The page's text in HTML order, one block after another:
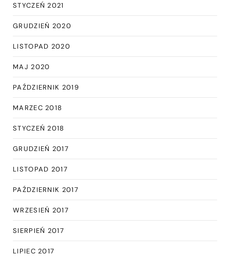
STYCZEŃ 2021
GRUDZIEŃ 2020
LISTOPAD 2020
MAJ 2020
PAŹDZIERNIK 2019
MARZEC 2018
STYCZEŃ 2018
GRUDZIEŃ 2017
LISTOPAD 2017
PAŹDZIERNIK 2017
WRZESIEŃ 2017
SIERPIEŃ 2017
LIPIEC 2017